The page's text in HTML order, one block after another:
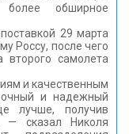
обширное
29 марта
Россу, после чего
второго самолета
и качественным
и надежный
лучше, получив
— сказал Николя